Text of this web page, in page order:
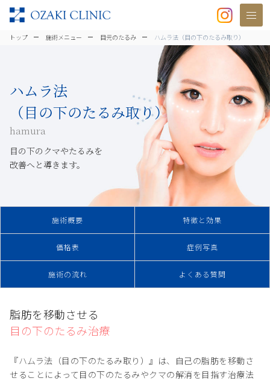
美容クリニックなら美容整形・
トップ 施術メニュー 目元のたるみ ハムラ法（目の下のたるみ取り）
ハムラ法
（目の下のたるみ取り）
hamura
目の下のクマやたるみを
改善へと導きます。
施術概要 特徴と効果
価格表 症例写真
施術の流れ よくある質問
脂肪を移動させる
目の下のたるみ治療
『ハムラ法（目の下のたるみ取り）』は、自己の脂肪を移動さ
せることによって目の下のたるみやクマの解消を目指す治療法